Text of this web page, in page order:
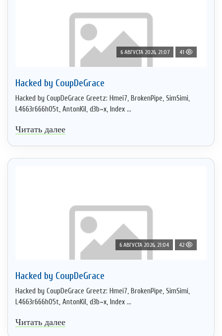
6 АВГУСТА 2026, 21:07 41
Hacked by CoupDeGrace
Hacked by CoupDeGrace Greetz: Hmei7, BrokenPipe, SimSimi,
L4663r666h05t, AntonKil, d3b~x, Index ...
Читать далее
6 АВГУСТА 2026, 21:04 42
Hacked by CoupDeGrace
Hacked by CoupDeGrace Greetz: Hmei7, BrokenPipe, SimSimi,
L4663r666h05t, AntonKil, d3b~x, Index ...
Читать далее